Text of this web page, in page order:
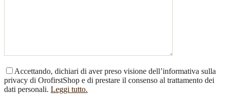
Accettando, dichiari di aver preso visione dell’informativa sulla
privacy di OrofirstShop e di prestare il consenso al trattamento dei
dati personali. Leggi tutto.